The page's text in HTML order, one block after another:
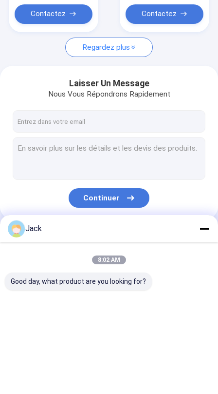
Machine de soudage par fusion à douille
Machine de fusion de selle
Scie de bande de tuyau
Contactez Contactez
Regardez plus
Laisser Un Message
Nous Vous Répondrons Rapidement
Continuer
Nos Catégories
Jack
8:02 AM
Good day, what product are you looking for?